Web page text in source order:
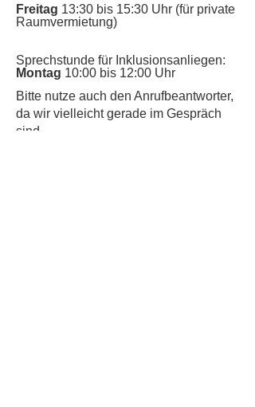
Freitag 13:30 bis 15:30 Uhr (für private
Raumvermietung)
Sprechstunde für Inklusionsanliegen:
Montag 10:00 bis 12:00 Uhr
​Bitte nutze auch den Anrufbeantworter,
da wir vielleicht gerade im Gespräch
sind.